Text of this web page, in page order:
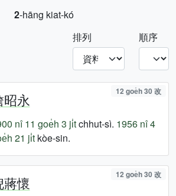
2-hāng kiat-kó
排列 順序
昭永 12 goe̍h 30 改
nî 11 goe̍h 3 ji̍tchhut-sì. 1956 nî4
21 ji̍tkòe-sin.
蔣懷 12 goe̍h 30 改